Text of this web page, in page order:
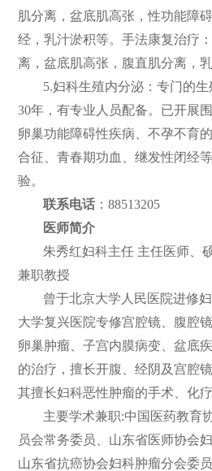
肌分离，盆底肌高张，性功能障
经，乳汁淤积等。手法康复治疗
离，盆底肌高张，腹直肌分离，乳
5.妇科生殖内分泌：专门的
30年，有专业人员配备。已开展
卵巢功能障碍性疾病、不孕不育
合征、青春期功血、继发性闭经
验。
联系电话 ：88513205
医师简介
朱秀红妇科主任 主任医师、
兼职教授
曾于北京大学人民医院进修
大学复兴医院专修宫腔镜、腹腔
卵巢肿瘤、子宫内膜病变、盆底
的治疗，擅长开腹、经阴及宫腔
其擅长妇科恶性肿瘤的手术、化
主要学术兼职:中国医药教育
员会常务委员、山东省医师协会
山东省抗癌协会妇科肿瘤分会委